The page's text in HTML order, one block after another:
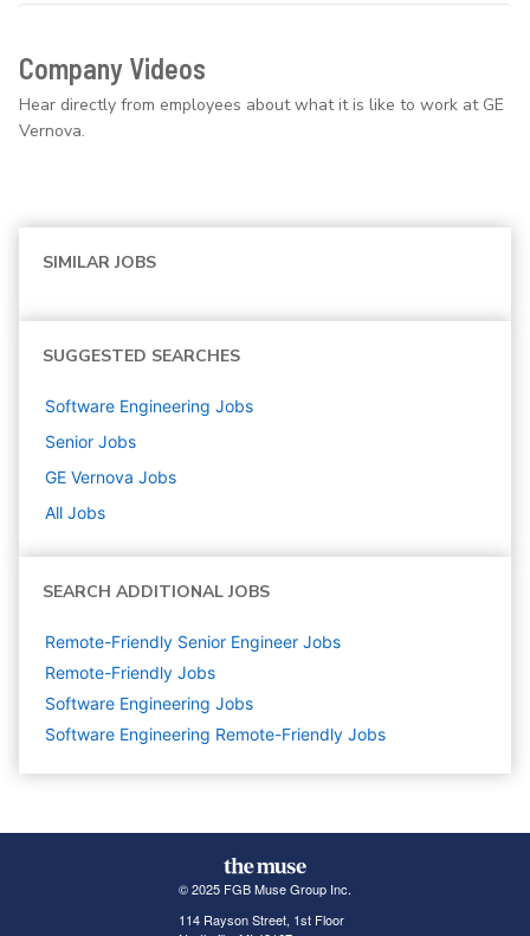
Company Videos
Hear directly from employees about what it is like to work at GE
Vernova.
SIMILAR JOBS
SUGGESTED SEARCHES
Software Engineering Jobs
Senior Jobs
GE Vernova Jobs
All Jobs
SEARCH ADDITIONAL JOBS
Remote-Friendly Senior Engineer Jobs
Remote-Friendly Jobs
Software Engineering Jobs
Software Engineering Remote-Friendly Jobs
© 2025 FGB Muse Group Inc.
114 Rayson Street, 1st Floor